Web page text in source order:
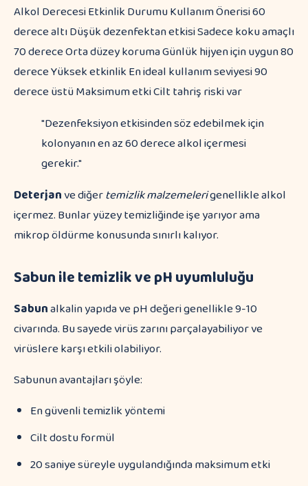
Alkol Derecesi Etkinlik Durumu Kullanım Önerisi 60
derece altı Düşük dezenfektan etkisi Sadece koku amaçlı
70 derece Orta düzey koruma Günlük hijyen için uygun 80
derece Yüksek etkinlik En ideal kullanım seviyesi 90
derece üstü Maksimum etki Cilt tahriş riski var
"Dezenfeksiyon etkisinden söz edebilmek için
kolonyanın en az 60 derece alkol içermesi
gerekir."
Deterjanve diğertemizlik malzemelerigenellikle alkol
içermez. Bunlar yüzey temizliğinde işe yarıyor ama
mikrop öldürme konusunda sınırlı kalıyor.
Sabun ile temizlik ve pH uyumluluğu
Sabunalkalin yapıda ve pH değeri genellikle 9-10
civarında. Bu sayede virüs zarını parçalayabiliyor ve
virüslere karşı etkili olabiliyor.
Sabunun avantajları şöyle:
En güvenli temizlik yöntemi
Cilt dostu formül
20 saniye süreyle uygulandığında maksimum etki